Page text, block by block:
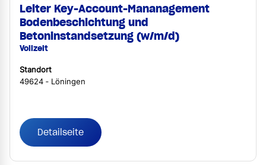
Leiter Key-Account-Mananagement
Bodenbeschichtung und
Betoninstandsetzung (w/m/d)
Vollzeit
Standort
49624 ‐ Löningen
Detailseite